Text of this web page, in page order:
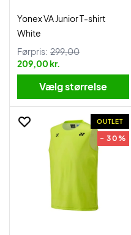
Yonex VA Junior T-shirt
White
Førpris: 299,00
209,00 kr.
Vælg størrelse
OUTLET
- 30%